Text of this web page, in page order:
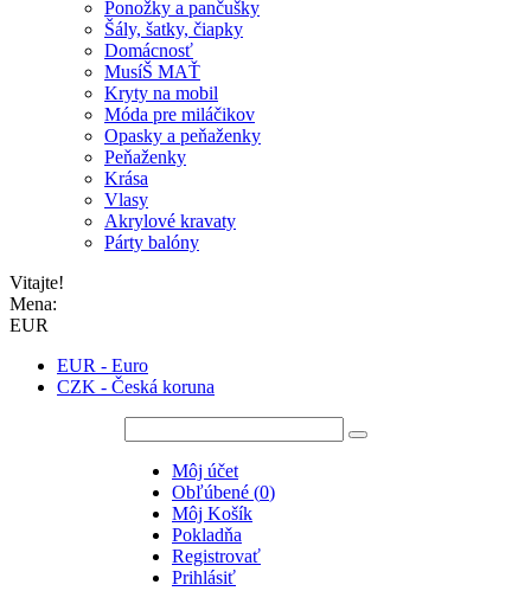
Ponožky a pančušky
Šály, šatky, čiapky
Domácnosť
MusíŠ MAŤ
Kryty na mobil
Móda pre miláčikov
Opasky a peňaženky
Peňaženky
Krása
Vlasy
Akrylové kravaty
Párty balóny
Vitajte!
Mena:
EUR
EUR - Euro
CZK - Česká koruna
Môj účet
Obľúbené (0)
Môj Košík
Pokladňa
Registrovať
Prihlásiť